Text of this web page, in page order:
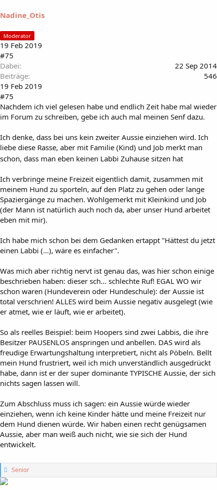
Nadine_Otis
Moderator
19 Feb 2019
#75
Dabei
22 Sep 2014
Beiträge
546
19 Feb 2019
#75
Nachdem ich viel gelesen habe und endlich Zeit habe mal wieder
im Forum zu schreiben, gebe ich auch mal meinen Senf dazu.
Ich denke, dass bei uns kein zweiter Aussie einziehen wird. Ich
liebe diese Rasse, aber mit Familie (Kind) und Job merkt man
schon, dass man eben keinen Labbi Zuhause sitzen hat
Ich verbringe meine Freizeit eigentlich damit, zusammen mit
meinem Hund zu sporteln, auf den Platz zu gehen oder lange
Spaziergänge zu machen. Wohlgemerkt mit Kleinkind und Job
(der Mann ist natürlich auch noch da, aber unser Hund arbeitet
eben mit mir).
Ich habe mich schon bei dem Gedanken ertappt "Hättest du jetzt
einen Labbi (...), wäre es einfacher".
Was mich aber richtig nervt ist genau das, was hier schon einige
beschrieben haben: dieser sch... schlechte Ruf! EGAL WO wir
schon waren (Hundeverein oder Hundeschule): der Aussie ist
total verschrien! ALLES wird beim Aussie negativ ausgelegt (wie
er atmet, wie er läuft, wie er arbeitet).
So als reelles Beispiel: beim Hoopers sind zwei Labbis, die ihre
Besitzer PAUSENLOS anspringen und anbellen. DAS wird als
freudige Erwartungshaltung interpretiert, nicht als Pöbeln. Bellt
mein Hund frustriert, weil ich mich unverständlich ausgedrückt
habe, dann ist er der super dominante TYPISCHE Aussie, der sich
nichts sagen lassen will.
Zum Abschluss muss ich sagen: ein Aussie würde wieder
einziehen, wenn ich keine Kinder hätte und meine Freizeit nur
dem Hund dienen würde. Wir haben einen recht genügsamen
Aussie, aber man weiß auch nicht, wie sie sich der Hund
entwickelt.
G
e
Senior